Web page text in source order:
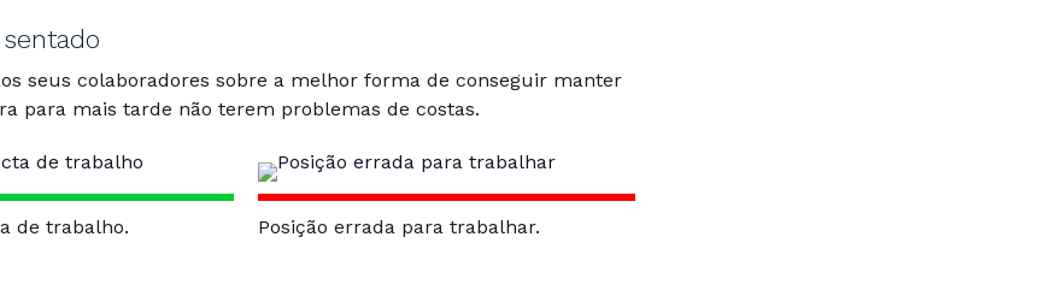
seus colaboradores sobre a melhor forma de conseguir manter
para mais tarde não terem problemas de costas.
de trabalho. Posição errada para trabalhar.